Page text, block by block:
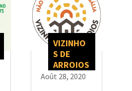
VIZINHO
S DE
ARROIOS
Août 28, 2020